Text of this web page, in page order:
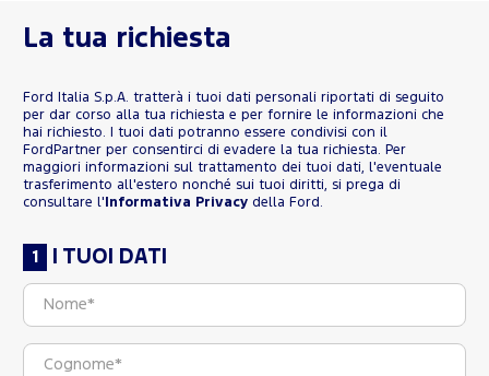
La tua richiesta
Ford Italia S.p.A. tratterà i tuoi dati personali riportati di seguito
per dar corso alla tua richiesta e per fornire le informazioni che
hai richiesto. I tuoi dati potranno essere condivisi con il
FordPartner per consentirci di evadere la tua richiesta. Per
maggiori informazioni sul trattamento dei tuoi dati, l'eventuale
trasferimento all'estero nonché sui tuoi diritti, si prega di
consultare l' Informativa Privacy della Ford.
I TUOI DATI